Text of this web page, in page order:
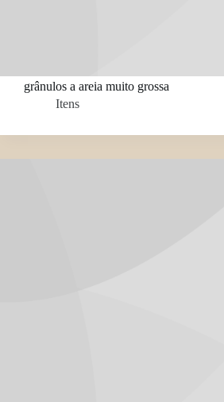
grânulos a areia muito grossa
Itens